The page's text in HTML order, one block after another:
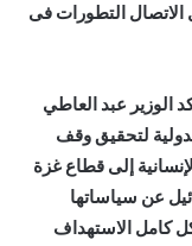
خلال الاتصال التطورات فى
الوزير عبد العاطي
لتحقيق وقف
إلى قطاع غزة
عن سياساتها
كامل الاستهداف